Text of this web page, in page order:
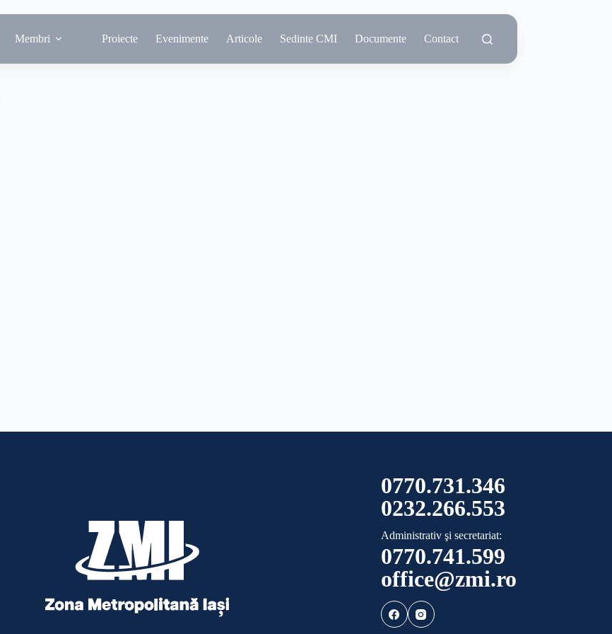
Membri Proiecte Evenimente Articole Sedinte CMI Documente Contact
0770.731.346
0232.266.553
Administrativ şi secretariat:
0770.741.599
office@zmi.ro